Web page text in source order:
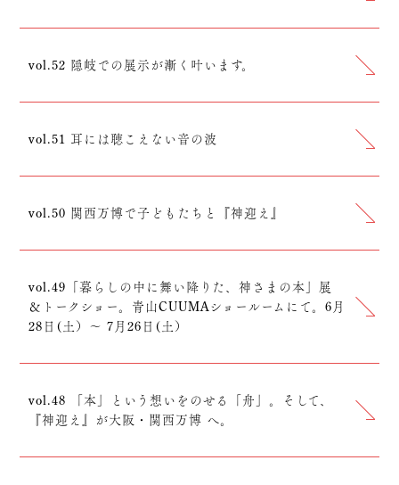
vol.52 隠岐での展示が漸く叶います。
vol.51 耳には聴こえない音の波
vol.50 関西万博で子どもたちと『神迎え』
vol.49「暮らしの中に舞い降りた、神さまの本」展
＆トークショー。青山CUUMAショールームにて。6月
28日(土）〜 7月26日(土）
vol.48 「本」という想いをのせる「舟」。そして、
『神迎え』が大阪・関西万博 へ。